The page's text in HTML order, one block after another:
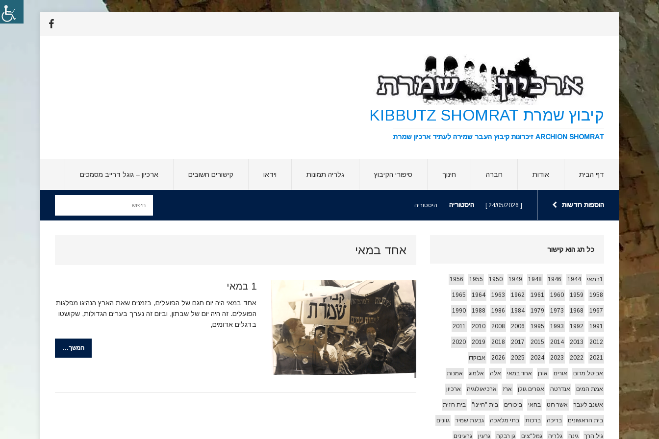
קיבוץ שמרת KIBBUTZ SHOMRAT
ARCHION SHOMRAT זיכרונות קיבוץ העבר שמירה לעתיד ארכיון שמרת
דף הבית אודות חברה חינוך סיפורי הקיבוץ גלריה תמונות וידאו קישורים חשובים ארכיון – גוגל דרייב מסמכים
הוספות חדשות [ 24/05/2026 ] היסטוריה היסטוריה
[ 26/07/2026 ] זרעי קיץ/ היי הג'יפ אורים
אחד במאי
1 במאי
אחד במאי היה יום חגם של הפועלים, בזמנים שאת הארץ הנהיגו מפלגות
הפועלים. זה היה יום של שבתון, וביום זה נערך בערים הגדולות, שקושטו
בדגלים אדומים,
המשך…
כל תג הוא קישור
1במאי 1944
1946
1948
1949
1950
1955
1956
1958
1959
1960
1961
1962
1963
1964
1965
1967
1968
1973
1979
1984
1986
1988
1990
1991
1992
1993
1995
2006
2008
2010
2011
2012
2013
2014
2015
2017
2018
2019
2020
2021
2022
2023
2024
2025
2026 אבוקדו
אביטל מרום אורים אורן אחד במאי אלה אלמוג אמנות
אמת המים אנדרטה אפרים גולן ארז ארכיאולוגיה ארכיון
אשנב לעבר אשר רוט בהאי ביכורים בית "חיינו" בית הזית
בית הראשונים בריכה ברכות בתי מלאכה גבעת שמיר גוונים
גיל הרך גינה גלריה גמל"צים גן רבקה גרעין גרעינים